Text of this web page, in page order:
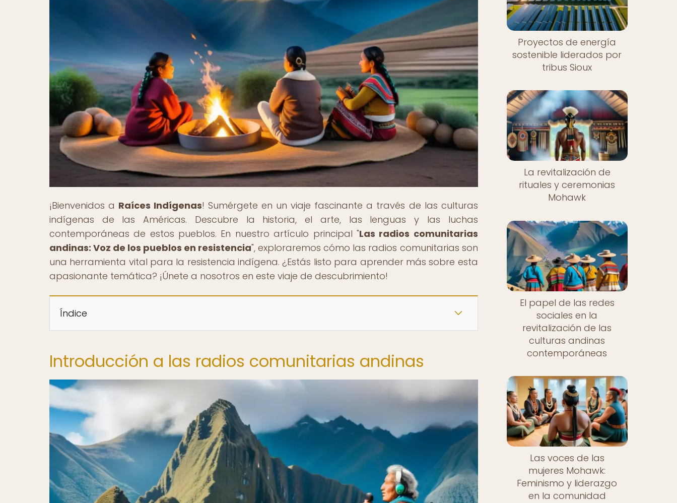
¡Bienvenidos a Raíces Indígenas! Sumérgete en un viaje fascinante a través de las culturas
indígenas de las Américas. Descubre la historia, el arte, las lenguas y las luchas
contemporáneas de estos pueblos. En nuestro artículo principal "Las radios comunitarias
andinas: Voz de los pueblos en resistencia", exploraremos cómo las radios comunitarias son
una herramienta vital para la resistencia indígena. ¿Estás listo para aprender más sobre esta
apasionante temática? ¡Únete a nosotros en este viaje de descubrimiento!
Índice
Introducción a las radios comunitarias andinas
Proyectos de energía
sostenible liderados por
tribus Sioux
La revitalización de
rituales y ceremonias
Mohawk
El papel de las redes
sociales en la
revitalización de las
culturas andinas
contemporáneas
Las voces de las
mujeres Mohawk:
Feminismo y liderazgo
en la comunidad